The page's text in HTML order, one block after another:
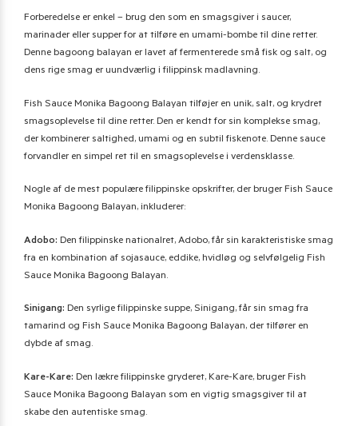
Forberedelse er enkel – brug den som en smagsgiver i saucer,
marinader eller supper for at tilføre en umami-bombe til dine retter.
Denne bagoong balayan er lavet af fermenterede små fisk og salt, og
dens rige smag er uundværlig i filippinsk madlavning.
Fish Sauce Monika Bagoong Balayan tilføjer en unik, salt, og krydret
smagsoplevelse til dine retter. Den er kendt for sin komplekse smag,
der kombinerer saltighed, umami og en subtil fiskenote. Denne sauce
forvandler en simpel ret til en smagsoplevelse i verdensklasse.
Nogle af de mest populære filippinske opskrifter, der bruger Fish Sauce
Monika Bagoong Balayan, inkluderer:
Adobo: Den filippinske nationalret, Adobo, får sin karakteristiske smag
fra en kombination af sojasauce, eddike, hvidløg og selvfølgelig Fish
Sauce Monika Bagoong Balayan.
Sinigang: Den syrlige filippinske suppe, Sinigang, får sin smag fra
tamarind og Fish Sauce Monika Bagoong Balayan, der tilfører en
dybde af smag.
Kare-Kare: Den lækre filippinske gryderet, Kare-Kare, bruger Fish
Sauce Monika Bagoong Balayan som en vigtig smagsgiver til at
skabe den autentiske smag.